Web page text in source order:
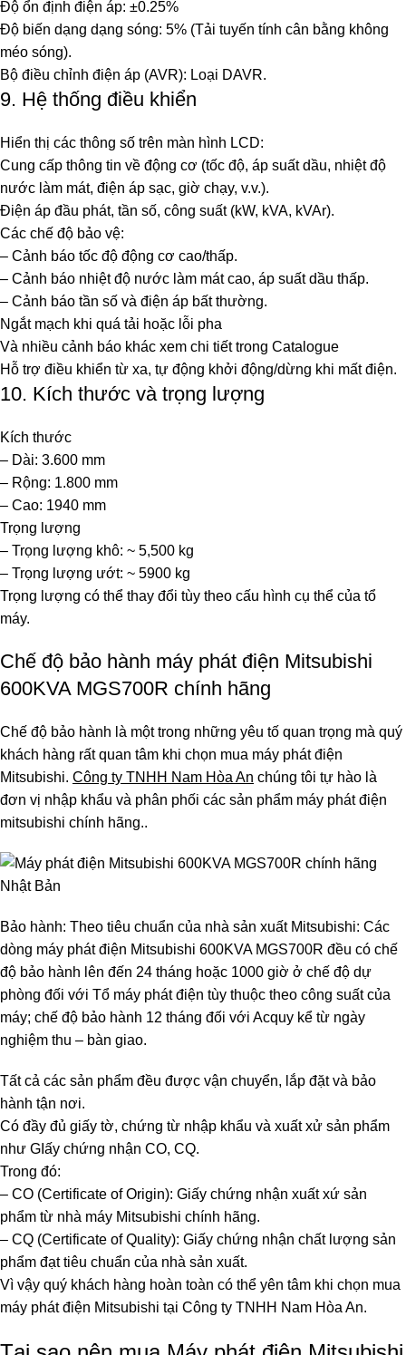
Độ ổn định điện áp: ±0.25%
Độ biến dạng dạng sóng: 5% (Tải tuyến tính cân bằng không
méo sóng).
Bộ điều chỉnh điện áp (AVR): Loại DAVR.
9. Hệ thống điều khiển
Hiển thị các thông số trên màn hình LCD:
Cung cấp thông tin về động cơ (tốc độ, áp suất dầu, nhiệt độ
nước làm mát, điện áp sạc, giờ chạy, v.v.).
Điện áp đầu phát, tần số, công suất (kW, kVA, kVAr).
Các chế độ bảo vệ:
– Cảnh báo tốc độ động cơ cao/thấp.
– Cảnh báo nhiệt độ nước làm mát cao, áp suất dầu thấp.
– Cảnh báo tần số và điện áp bất thường.
Ngắt mạch khi quá tải hoặc lỗi pha
Và nhiều cảnh báo khác xem chi tiết trong Catalogue
Hỗ trợ điều khiển từ xa, tự động khởi động/dừng khi mất điện.
10. Kích thước và trọng lượng
Kích thước
– Dài: 3.600 mm
– Rộng: 1.800 mm
– Cao: 1940 mm
Trọng lượng
– Trọng lượng khô: ~ 5,500 kg
– Trọng lượng ướt: ~ 5900 kg
Trọng lượng có thể thay đổi tùy theo cấu hình cụ thể của tổ
máy.
Chế độ bảo hành máy phát điện Mitsubishi
600KVA MGS700R chính hãng
Chế độ bảo hành là một trong những yêu tố quan trọng mà quý
khách hàng rất quan tâm khi chọn mua máy phát điện
Mitsubishi. Công ty TNHH Nam Hòa An chúng tôi tự hào là
đơn vị nhập khẩu và phân phối các sản phẩm máy phát điện
mitsubishi chính hãng..
Bảo hành: Theo tiêu chuẩn của nhà sản xuất Mitsubishi: Các
dòng máy phát điện Mitsubishi 600KVA MGS700R đều có chế
độ bảo hành lên đến 24 tháng hoặc 1000 giờ ở chế độ dự
phòng đối với Tổ máy phát điện tùy thuộc theo công suất của
máy; chế độ bảo hành 12 tháng đối với Acquy kể từ ngày
nghiệm thu – bàn giao.
Tất cả các sản phẩm đều được vận chuyển, lắp đặt và bảo
hành tận nơi.
Có đầy đủ giấy tờ, chứng từ nhập khẩu và xuất xử sản phẩm
như GIấy chứng nhận CO, CQ.
Trong đó:
– CO (Certificate of Origin): Giấy chứng nhận xuất xứ sản
phẩm từ nhà máy Mitsubishi chính hãng.
– CQ (Certificate of Quality): Giấy chứng nhận chất lượng sản
phẩm đạt tiêu chuẩn của nhà sản xuất.
Vì vậy quý khách hàng hoàn toàn có thể yên tâm khi chọn mua
máy phát điện Mitsubishi tại Công ty TNHH Nam Hòa An.